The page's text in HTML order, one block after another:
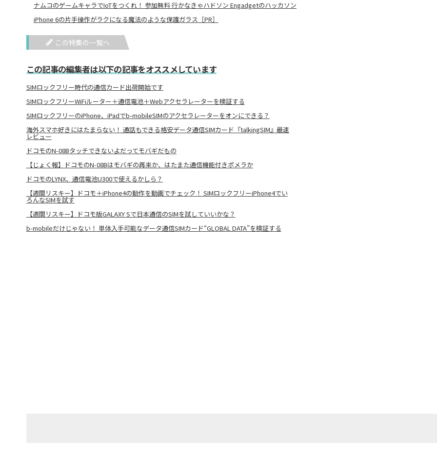
ナムコのゲームキャラでIoTをつくれ！ 参加無料 行かなきゃハドソン Engadgetのハッカソン
iPhone 6の片手操作がラクになる魔法のような保護ガラス［PR］
この特集の一覧へ
この記事の編集者は以下の記事をオススメしています
SIMロックフリー時代の通信カード出荷開始です
SIMロックフリーWiFiルーター＋通信電池＋Webアクセラレーターを検証する
SIMロックフリーのiPhone、iPadでb-mobileSIMのアクセラレーターをオンにできる？
海外スマホ好きにはたまらない！ 通話もできる格安データ通信SIMカード『talkingSIM』最速
レビュー
ドコモのN-08Bタッチできないよだってモバギだもの
【じょく報】ドコモのN-08Bはモバギの再来か、はたまた通信機能付きポメラか
ドコモのLYNX、通信電池U300で使えるかしら？
【週間リスキー】ドコモ＋iPhone4の動作を動画でチェック！ SIMロックフリーiPhone4でい
ろんなSIMを試す
【週間リスキー】ドコモ版GALAXY Sで日本通信のSIMを試していいかな？
b-mobileだけじゃない！ 単体入手可能なデータ通信SIMカード“GLOBAL DATA”を検証する